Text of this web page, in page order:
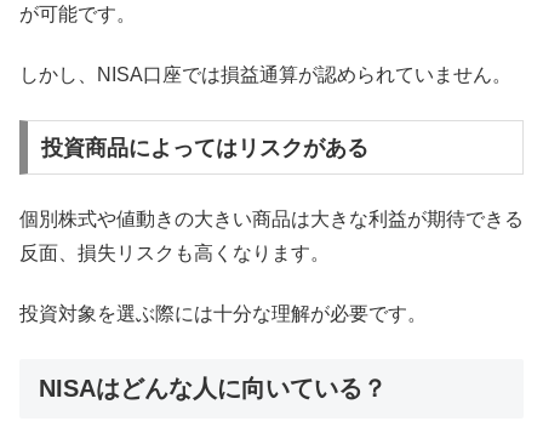
が可能です。
しかし、NISA口座では損益通算が認められていません。
投資商品によってはリスクがある
個別株式や値動きの大きい商品は大きな利益が期待できる
反面、損失リスクも高くなります。
投資対象を選ぶ際には十分な理解が必要です。
NISAはどんな人に向いている？